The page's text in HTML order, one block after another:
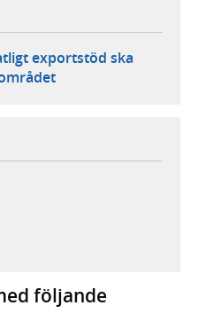
exportstöd ska
flik, extern webbplats,
webbplats,
extern webbplats,
följande